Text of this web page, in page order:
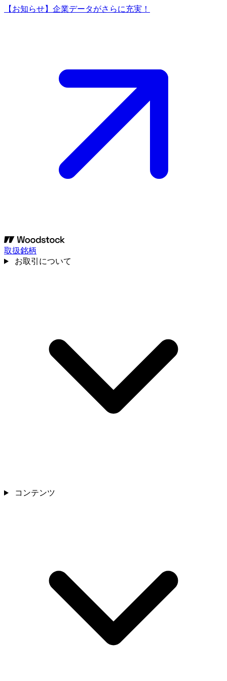
【お知らせ】企業データがさらに充実！
取扱銘柄
お取引について
コンテンツ